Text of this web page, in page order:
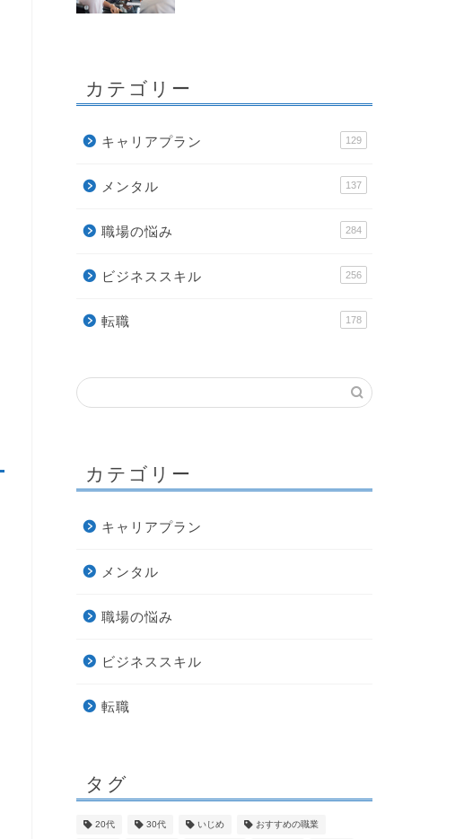
カテゴリー
キャリアプラン 129
メンタル 137
職場の悩み 284
ビジネススキル 256
転職 178
カテゴリー
キャリアプラン
メンタル
職場の悩み
ビジネススキル
転職
タグ
20代 30代 いじめ おすすめの職業